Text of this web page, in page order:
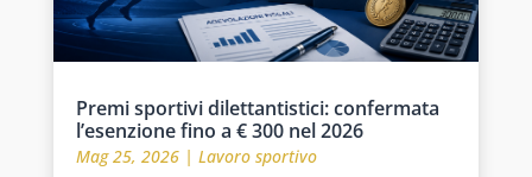
Premi sportivi dilettantistici: confermata
l’esenzione fino a € 300 nel 2026
Mag 25, 2026| Lavoro sportivo